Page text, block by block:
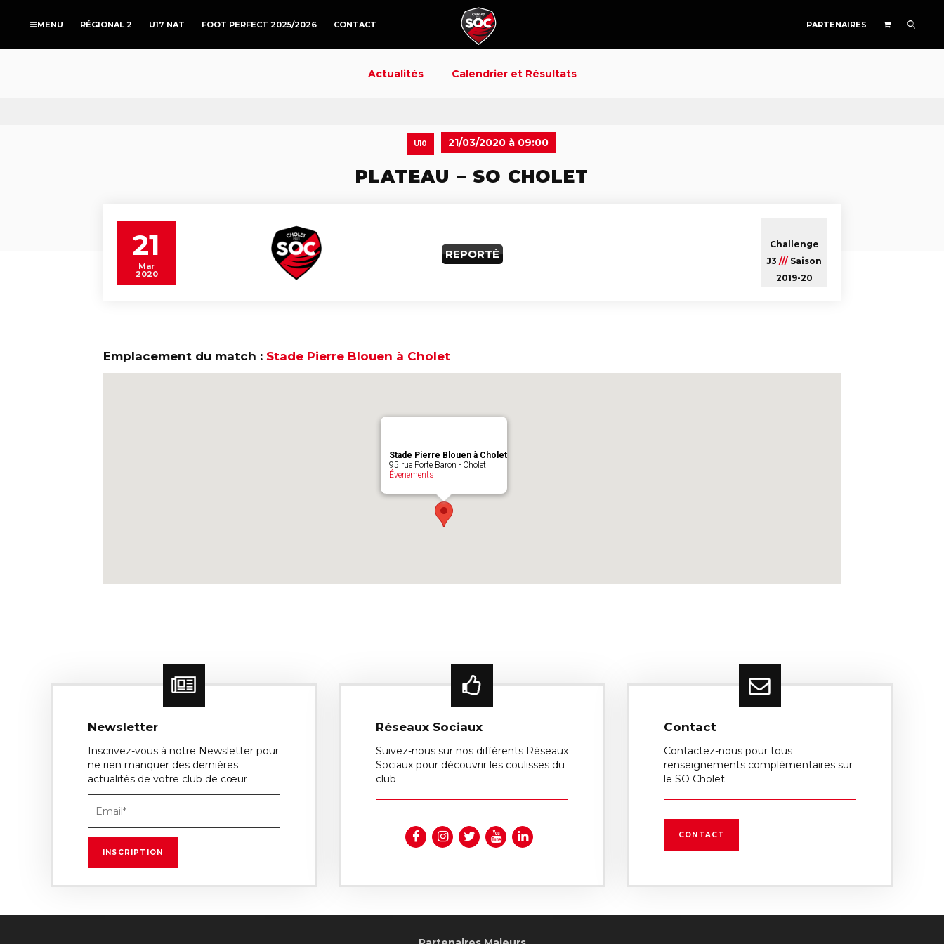
RÉGIONAL 2 U17 NAT FOOT PERFECT 2025/2026 CONTACT PARTENAIRES
Actualités Calendrier et Résultats
U10 21/03/2020 à 09:00
PLATEAU – SO CHOLET
21
Mar
2020
REPORTÉ
Challenge
J3 /// Saison
2019-20
Emplacement du match : Stade Pierre Blouen à Cholet
Stade Pierre Blouen à Cholet
95 rue Porte Baron - Cholet
Évènements
Newsletter
Inscrivez-vous à notre Newsletter pour
ne rien manquer des dernières
actualités de votre club de cœur
Réseaux Sociaux
Suivez-nous sur nos différents Réseaux
Sociaux pour découvrir les coulisses du
club
Contact
Contactez-nous pour tous
renseignements complémentaires sur
le SO Cholet
CONTACT